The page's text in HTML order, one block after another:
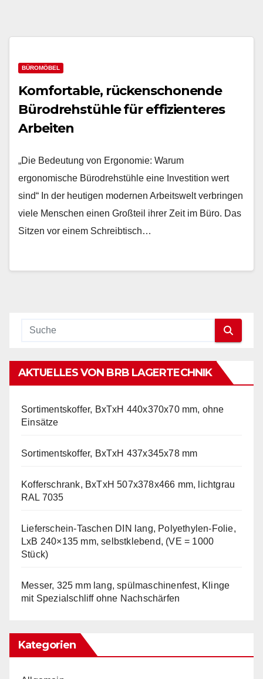
BÜROMÖBEL
Komfortable, rückenschonende
Bürodrehstühle für effizienteres
Arbeiten
„Die Bedeutung von Ergonomie: Warum
ergonomische Bürodrehstühle eine Investition wert
sind“ In der heutigen modernen Arbeitswelt verbringen
viele Menschen einen Großteil ihrer Zeit im Büro. Das
Sitzen vor einem Schreibtisch…
AKTUELLES VON BRB LAGERTECHNIK
Sortimentskoffer, BxTxH 440x370x70 mm, ohne
Einsätze
Sortimentskoffer, BxTxH 437x345x78 mm
Kofferschrank, BxTxH 507x378x466 mm, lichtgrau
RAL 7035
Lieferschein-Taschen DIN lang, Polyethylen-Folie,
LxB 240×135 mm, selbstklebend, (VE = 1000
Stück)
Messer, 325 mm lang, spülmaschinenfest, Klinge
mit Spezialschliff ohne Nachschärfen
Kategorien